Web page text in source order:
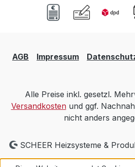
AGB Impressum
Alle Preise inkl. gesetzl.
Versandkostenund ggf.
nicht anders
SCHEER Heizsysteme &